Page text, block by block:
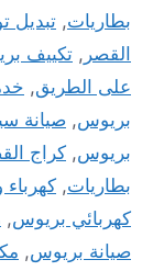
بطاريات, تبديل
القصر , تكييف
على الطريق,
بريوس, صيانة
بريوس, كراج
بطاريات,
كهربائي بريوس,
صيانة بريوس,